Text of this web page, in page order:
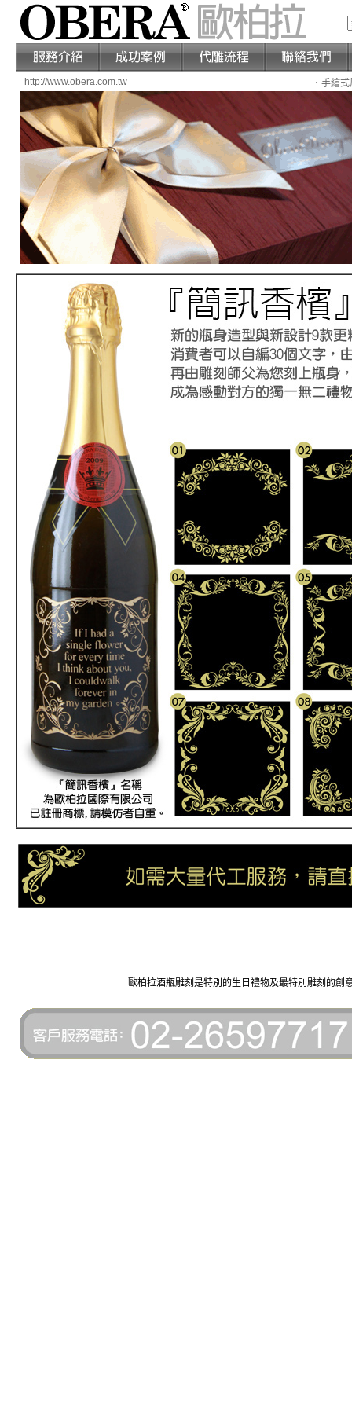
http://www.obera.com.tw ．手繪
歐柏拉酒瓶雕刻是特別的生日禮物及最特別雕刻的創